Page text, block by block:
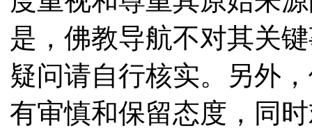
是，佛教导航不对其关
疑问请自行核实。另外
有审慎和保留态度，同